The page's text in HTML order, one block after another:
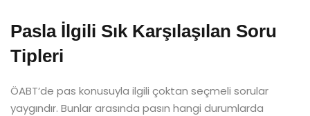
Pasla İlgili Sık Karşılaşılan Soru
Tipleri
ÖABT’de pas konusuyla ilgili çoktan seçmeli sorular
yaygındır. Bunlar arasında pasın hangi durumlarda